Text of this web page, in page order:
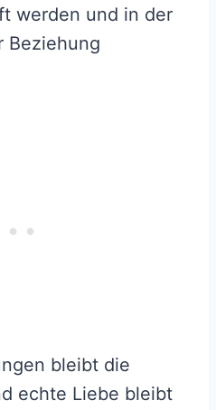
werden und in der
Beziehung
bleibt die
echte Liebe bleibt